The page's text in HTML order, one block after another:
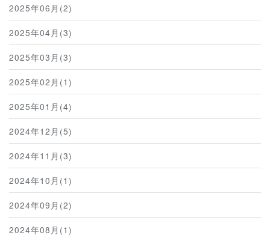
2025年06月(2)
2025年04月(3)
2025年03月(3)
2025年02月(1)
2025年01月(4)
2024年12月(5)
2024年11月(3)
2024年10月(1)
2024年09月(2)
2024年08月(1)